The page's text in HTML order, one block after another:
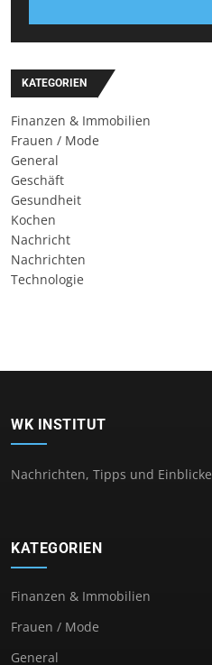
KATEGORIEN
Finanzen & Immobilien
Frauen / Mode
General
Geschäft
Gesundheit
Kochen
Nachricht
Nachrichten
Technologie
WK INSTITUT
Nachrichten, Tipps und Einblicke
KATEGORIEN
Finanzen & Immobilien
Frauen / Mode
General